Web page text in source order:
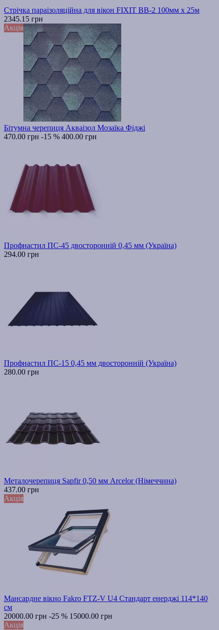
Стрічка параізоляційна для вікон FIXIT ВВ-2 100мм х 25м
2345.15 грн
Акція
Бітумна черепиця Акваізол Мозаїка Фіджі
470.00 грн -15 % 400.00 грн
Профнастил ПС-45 двосторонній 0,45 мм (Україна)
294.00 грн
Профнастил ПС-15 0,45 мм двосторонній (Україна)
280.00 грн
Металочерепиця Sapfir 0,50 мм Arcelor (Німеччина)
437.00 грн
Акція
Мансардне вікно Fakro FTZ-V U4 Стандарт енерджі 114*140
см
20000.00 грн -25 % 15000.00 грн
Акція